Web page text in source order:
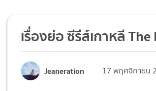
เรื่องย่อ ซีรีส์เกาหลี
Jeaneration 17 พฤศจิกายน